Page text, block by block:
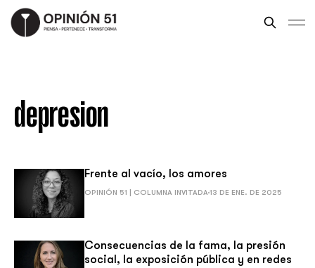
depresion
Frente al vacío, los amores
OPINIÓN 51 | COLUMNA INVITADA13 DE ENE. DE 2025
Consecuencias de la fama, la presión
social, la exposición pública y en redes